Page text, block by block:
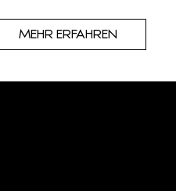
MEHR ERFAHREN